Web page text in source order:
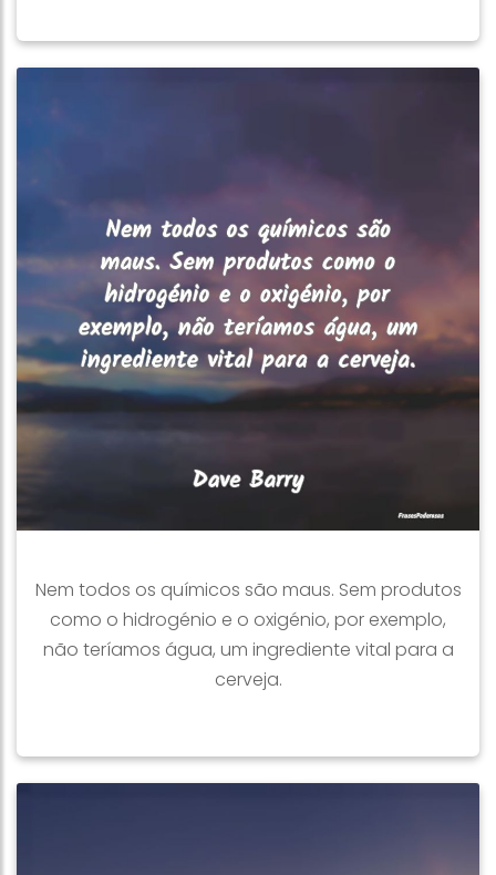
Nem todos os químicos são maus. Sem produtos
como o hidrogénio e o oxigénio, por exemplo,
não teríamos água, um ingrediente vital para a
cerveja.